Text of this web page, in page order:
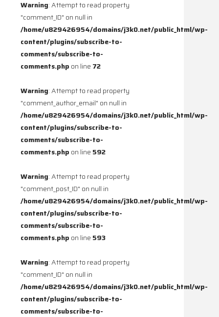
Warning: Attempt to read property
"comment_ID" on null in
/home/u829426954/domains/j3k0.net/public_html/wp-
content/plugins/subscribe-to-
comments/subscribe-to-
comments.php on line 72
Warning: Attempt to read property
"comment_author_email" on null in
/home/u829426954/domains/j3k0.net/public_html/wp-
content/plugins/subscribe-to-
comments/subscribe-to-
comments.php on line 592
Warning: Attempt to read property
"comment_post_ID" on null in
/home/u829426954/domains/j3k0.net/public_html/wp-
content/plugins/subscribe-to-
comments/subscribe-to-
comments.php on line 593
Warning: Attempt to read property
"comment_ID" on null in
/home/u829426954/domains/j3k0.net/public_html/wp-
content/plugins/subscribe-to-
comments/subscribe-to-